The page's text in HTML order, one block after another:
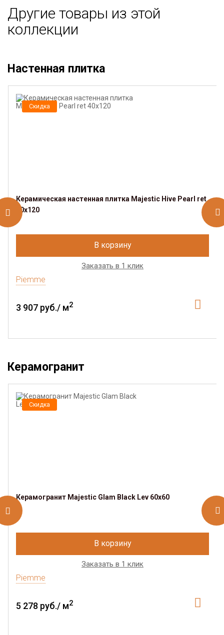
Другие товары из этой
коллекции
Настенная плитка
Скидка
Керамическая настенная плитка Majestic Hive Pearl ret
40x120
В корзину
Заказать в 1 клик
Piemme
3 907 руб./ м2
Керамогранит
Скидка
Керамогранит Majestic Glam Black Lev 60х60
В корзину
Заказать в 1 клик
Piemme
5 278 руб./ м2